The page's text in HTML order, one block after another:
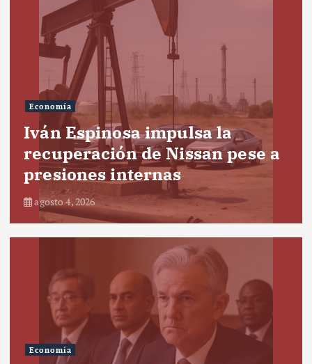
Economía
Iván Espinosa impulsa la
recuperación de Nissan pese a
presiones internas
agosto 4, 2026
Economía